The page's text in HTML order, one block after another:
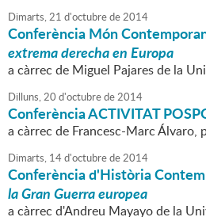
Dimarts,21 d'octubrede2014
Conferència Món
extrema derecha en Europa
a càrrec de Miguel Pajares de la
Dilluns,20 d'octubrede2014
Conferència ACTIVITAT
a càrrec de Francesc-Marc Álvaro,
Dimarts, 14d'octubrede2014
Conferència d'Història
la Gran Guerra europea
a càrrec d'Andreu Mayayo de la